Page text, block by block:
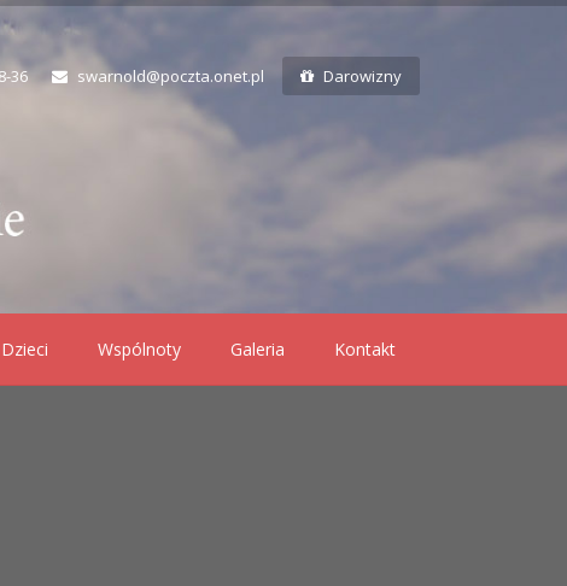
36 swarnold@poczta.onet.pl Darowizny
Wspólnoty Galeria Kontakt